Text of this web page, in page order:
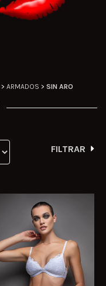
> ARMADOS > SIN ARO
FILTRAR